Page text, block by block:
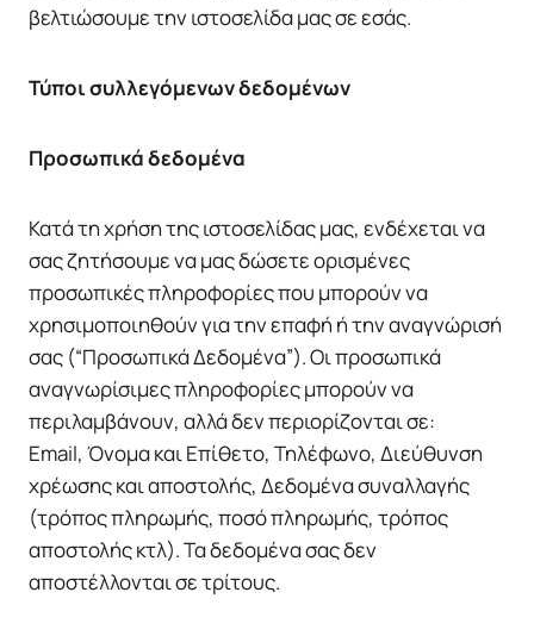
βελτιώσουμε την ιστοσελίδα μας σε εσάς.
Τύποι συλλεγόμενων δεδομένων
Προσωπικά δεδομένα
Κατά τη χρήση της ιστοσελίδας μας, ενδέχεται να
σας ζητήσουμε να μας δώσετε ορισμένες
προσωπικές πληροφορίες που μπορούν να
χρησιμοποιηθούν για την επαφή ή την αναγνώρισή
σας (“Προσωπικά Δεδομένα”). Οι προσωπικά
αναγνωρίσιμες πληροφορίες μπορούν να
περιλαμβάνουν, αλλά δεν περιορίζονται σε:
Email, Όνομα και Επίθετο, Τηλέφωνο, Διεύθυνση
χρέωσης και αποστολής, Δεδομένα συναλλαγής
(τρόπος πληρωμής, ποσό πληρωμής, τρόπος
αποστολής κτλ). Τα δεδομένα σας δεν
αποστέλλονται σε τρίτους.